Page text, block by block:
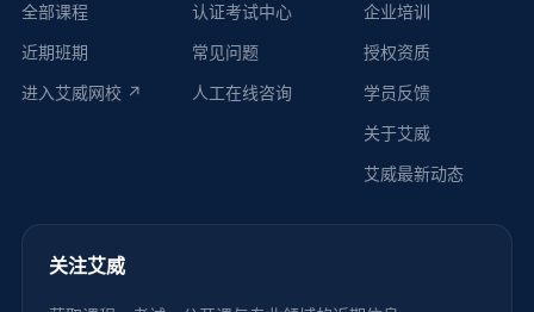
全部课程
近期班期
进入艾威网校 ↗
认证考试中心
常见问题
人工在线咨询
企业培训
授权资质
学员反馈
关于艾威
艾威最新动态
关注艾威